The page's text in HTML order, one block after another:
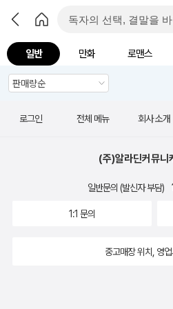
일반 만화 로맨스
로그인 전체 메뉴 회사 소개
(주)알라딘커뮤니
일반문의 (발신자 부담)
1:1 문의
중고매장 위치, 영